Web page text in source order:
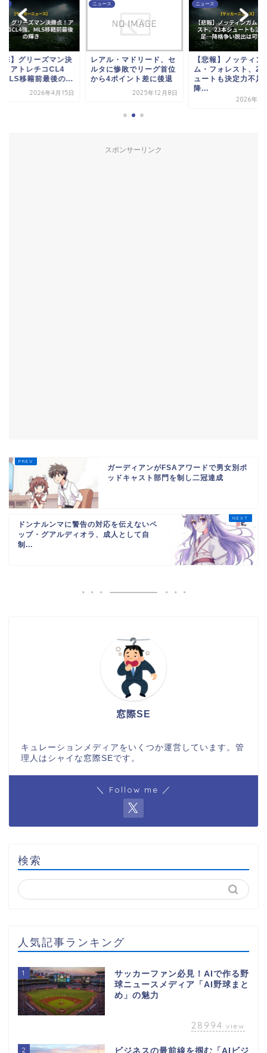
撃】グリーズマン決
！アトレチコCL4
MLS移籍前最後の...
2026年4月15日
ニュース
レアル・マドリード、セ
ルタに惨敗でリーグ首位
から4ポイント差に後退
2025年12月8日
ニュース
【悲報】ノッティン
ム・フォレスト、23
ュートも決定力不
降...
2026年3
スポンサーリンク
ガーディアンがFSAアワードで男女別ポ
ッドキャスト部門を制し二冠達成
ドンナルンマに警告の対応を伝えないペ
ップ・グアルディオラ、成人として自
制...
窓際SE
キュレーションメディアをいくつか運営しています。管
理人はシャイな窓際SEです。
＼ Follow me ／
検索
人気記事ランキング
1
サッカーファン必見！AIで作る野
球ニュースメディア「AI野球まと
め」の魅力
28994 view
2 ビジネスの最前線を掴む「AIビジ